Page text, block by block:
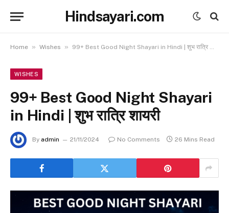
Hindsayari.com
Home » Wishes » 99+ Best Good Night Shayari in Hindi | शुभ रात्रि शायरी
WISHES
99+ Best Good Night Shayari
in Hindi | शुभ रात्रि शायरी
By admin 21/11/2024 No Comments 26 Mins Read